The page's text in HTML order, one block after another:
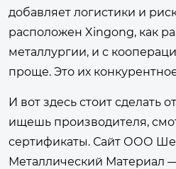
добавляет логистики и
расположен Xingong, как
металлургии, и с
проще. Это их
И вот здесь стоит сделать
ищешь производителя,
сертификаты. Сайт ООО
Металлический Материал